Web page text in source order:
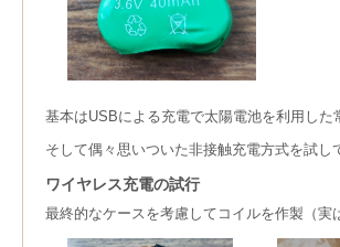
基本はUSBによる充電で太陽電池を利用し
そして偶々思いついた非接触充電方式を試し
ワイヤレス充電の試行
最終的なケースを考慮してコイルを作製（